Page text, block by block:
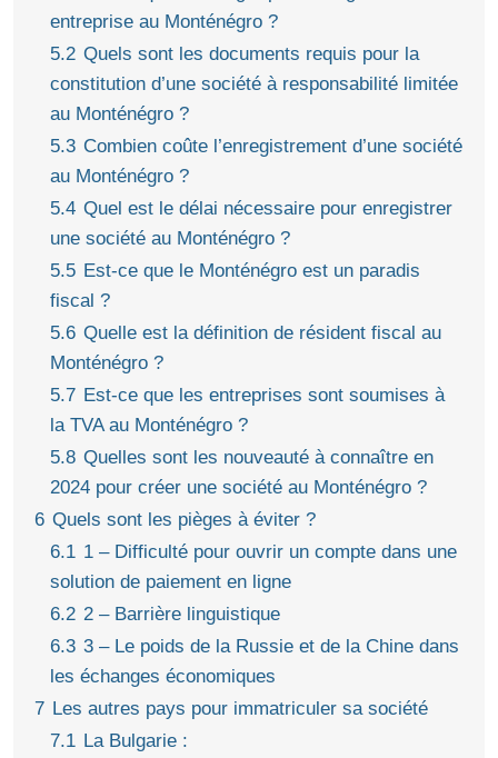
entreprise au Monténégro ?
5.2 Quels sont les documents requis pour la
constitution d’une société à responsabilité limitée
au Monténégro ?
5.3 Combien coûte l’enregistrement d’une société
au Monténégro ?
5.4 Quel est le délai nécessaire pour enregistrer
une société au Monténégro ?
5.5 Est-ce que le Monténégro est un paradis
fiscal ?
5.6 Quelle est la définition de résident fiscal au
Monténégro ?
5.7 Est-ce que les entreprises sont soumises à
la TVA au Monténégro ?
5.8 Quelles sont les nouveauté à connaître en
2024 pour créer une société au Monténégro ?
6 Quels sont les pièges à éviter ?
6.1 1 – Difficulté pour ouvrir un compte dans une
solution de paiement en ligne
6.2 2 – Barrière linguistique
6.3 3 – Le poids de la Russie et de la Chine dans
les échanges économiques
7 Les autres pays pour immatriculer sa société
7.1 La Bulgarie :